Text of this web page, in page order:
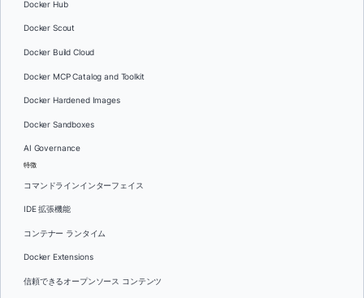
Docker Hub
Docker Scout
Docker Build Cloud
Docker MCP Catalog and Toolkit
Docker Hardened Images
Docker Sandboxes
AI Governance
特徴
コマンドラインインターフェイス
IDE 拡張機能
コンテナー ランタイム
Docker Extensions
信頼できるオープンソース コンテンツ